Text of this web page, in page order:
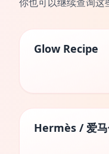
Glow Recipe
Hermès / 爱